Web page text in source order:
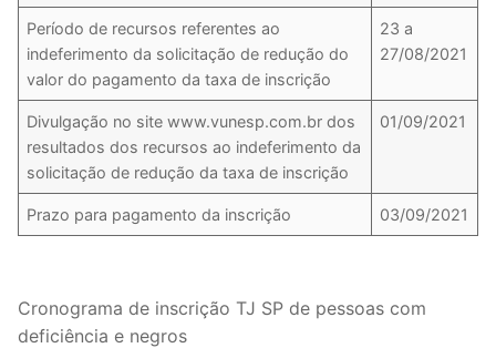
Período de recursos referentes ao
indeferimento da solicitação de redução do
valor do pagamento da taxa de inscrição
23 a
27/08/2021
Divulgação no site www.vunesp.com.br dos
resultados dos recursos ao indeferimento da
solicitação de redução da taxa de inscrição
01/09/2021
Prazo para pagamento da inscrição 03/09/2021
Cronograma de inscrição TJ SP de pessoas com
deficiência e negros